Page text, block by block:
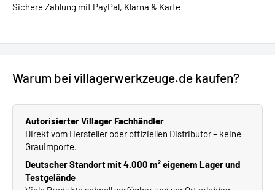
Sichere Zahlung mit PayPal, Klarna & Karte
Warum bei villagerwerkzeuge.de kaufen?
Autorisierter Villager Fachhändler
Direkt vom Hersteller oder offiziellen Distributor – keine
Grauimporte.
Deutscher Standort mit 4.000 m² eigenem Lager und
Testgelände